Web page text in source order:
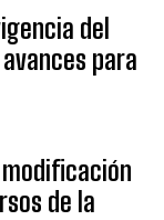
del
para
de la